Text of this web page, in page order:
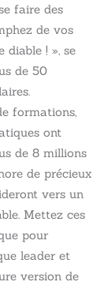
faire des
de vos
diable ! », se
de 50
formations,
ont
de 8 millions
de précieux
vers un
Mettez ces
pour
leader et
version de